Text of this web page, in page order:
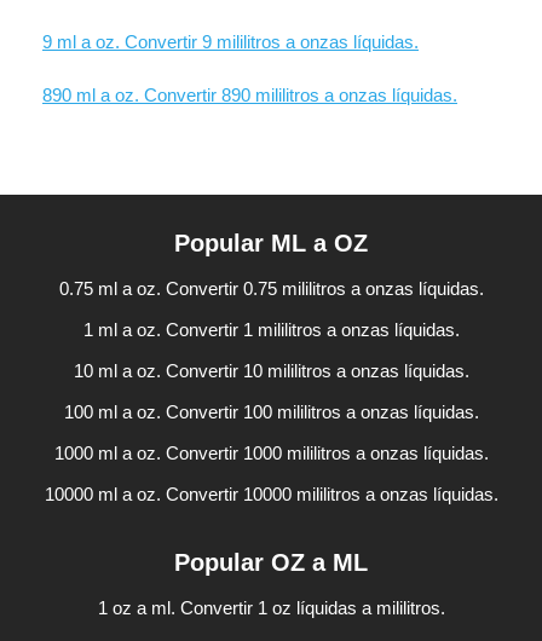
9 ml a oz. Convertir 9 mililitros a onzas líquidas.
890 ml a oz. Convertir 890 mililitros a onzas líquidas.
Popular ML a OZ
0.75 ml a oz. Convertir 0.75 mililitros a onzas líquidas.
1 ml a oz. Convertir 1 mililitros a onzas líquidas.
10 ml a oz. Convertir 10 mililitros a onzas líquidas.
100 ml a oz. Convertir 100 mililitros a onzas líquidas.
1000 ml a oz. Convertir 1000 mililitros a onzas líquidas.
10000 ml a oz. Convertir 10000 mililitros a onzas líquidas.
Popular OZ a ML
1 oz a ml. Convertir 1 oz líquidas a mililitros.